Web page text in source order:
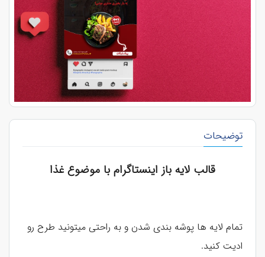
توضیحات
قالب لایه باز اینستاگرام با موضوع غذا
تمام لایه ها پوشه بندی شدن و به راحتی میتونید طرح رو
ادیت کنید.